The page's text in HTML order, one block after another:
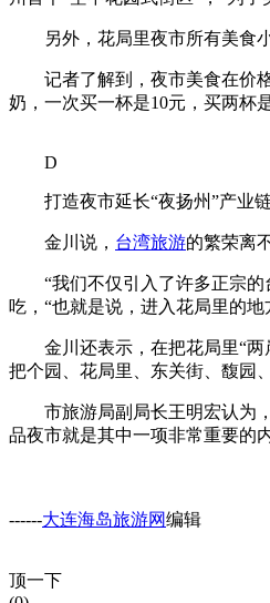
另外，花局里夜市所有美食小
记者了解到，夜市美食在价格
奶，一次买一杯是10元，买两杯
D
打造夜市延长“夜扬州”产业
金川说， 台湾旅游的繁荣离
“我们不仅引入了许多正宗的台
吃，“也就是说，进入花局里的
金川还表示，在把花局里“两岸
把个园、花局里、东关街、馥园
市旅游局副局长王明宏认为，“
品夜市就是其中一项非常重要的
------大连海岛旅游网编辑
顶一下